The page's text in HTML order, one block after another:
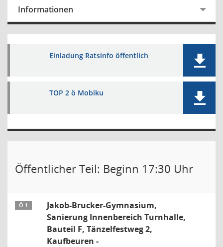
Informationen
Einladung Ratsinfo öffentlich
TOP 2 ö Mobiku
Öffentlicher Teil: Beginn 17:30 Uhr
Ö 1
Jakob-Brucker-Gymnasium,
Sanierung Innenbereich Turnhalle,
Bauteil F, Tänzelfestweg 2,
Kaufbeuren -